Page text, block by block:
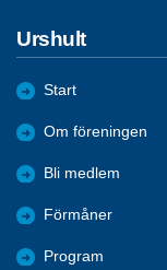
Urshult
Start
Om föreningen
Bli medlem
Förmåner
Program